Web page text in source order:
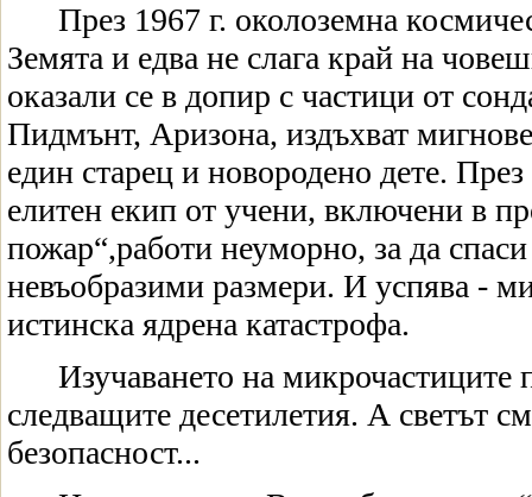
През 1967 г. околоземна
Земята и едва не слага край на
оказали се в допир с частици от
Пидмънт, Аризона, издъхват
един старец и новородено дете.
елитен екип от учени, включени в
пожар“,работи неуморно, за да
невъобразими размери. И успява -
истинска ядрена катастрофа.
Изучаването на микрочастиците
следващите десетилетия. А светът
безопасност...